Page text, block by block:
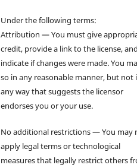
Under the following terms:
Attribution — You must give
credit, provide a link to the license, and
indicate if changes were made. You
so in any reasonable manner, but not
any way that suggests the licensor
endorses you or your use.
No additional restrictions — You may
apply legal terms or technological
measures that legally restrict others